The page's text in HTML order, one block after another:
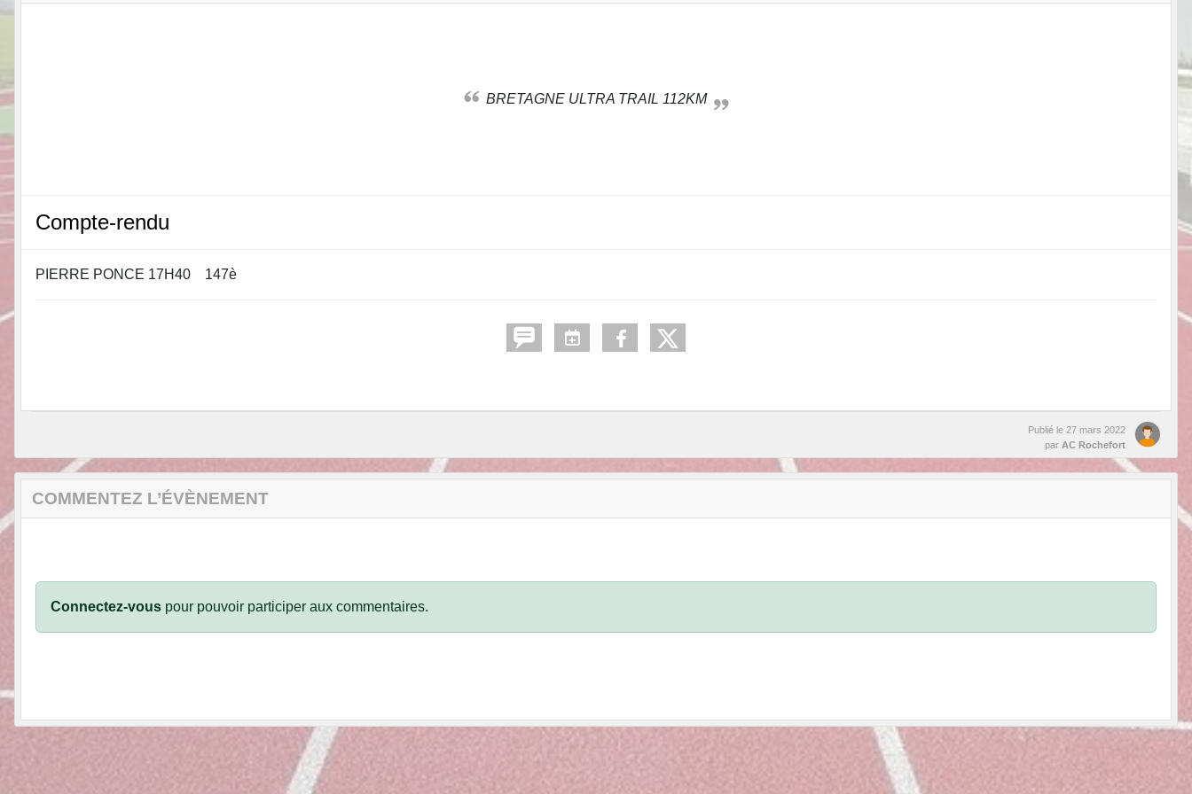
BRETAGNE ULTRA TRAIL 112KM
Compte-rendu
PIERRE PONCE 17H40 147è
Publié le 27 mars 2022
par AC Rochefort
COMMENTEZ L’ÉVÈNEMENT
Connectez-vous pour pouvoir participer aux commentaires.